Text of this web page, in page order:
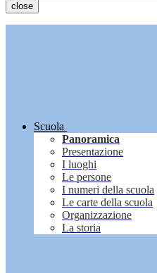
close
Scuola
Panoramica
Presentazione
I luoghi
Le persone
I numeri della scuola
Le carte della scuola
Organizzazione
La storia